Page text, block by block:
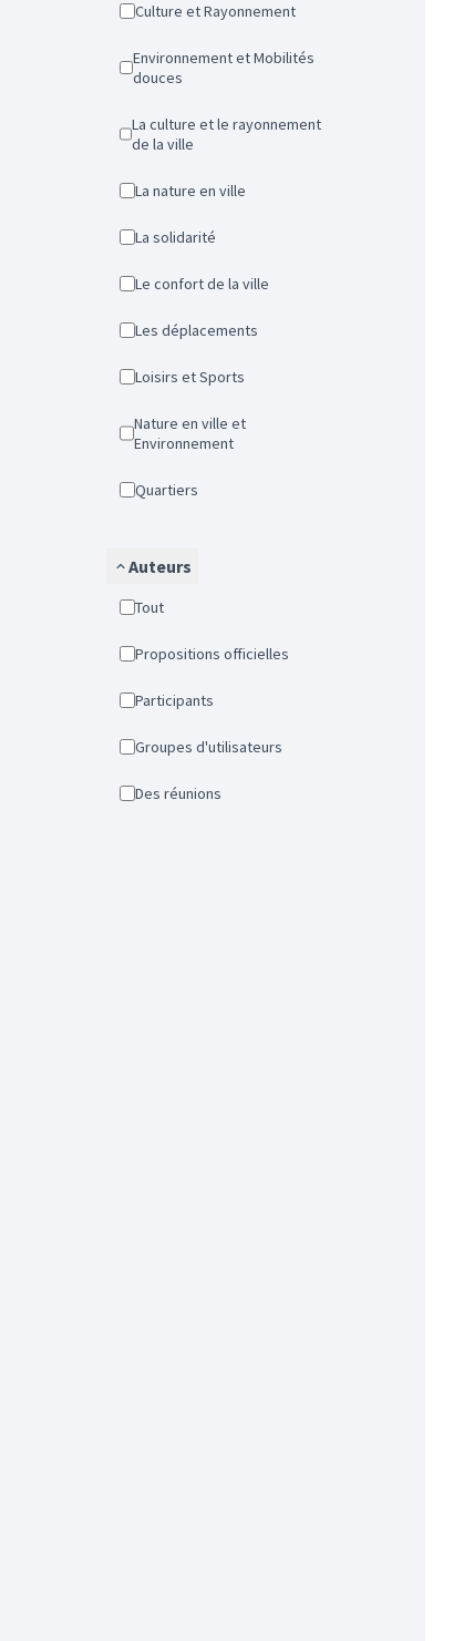
Culture et Rayonnement
Environnement et Mobilités
douces
La culture et le rayonnement
de la ville
La nature en ville
La solidarité
Le confort de la ville
Les déplacements
Loisirs et Sports
Nature en ville et
Environnement
Quartiers
Auteurs
Tout
Propositions officielles
Participants
Groupes d'utilisateurs
Des réunions